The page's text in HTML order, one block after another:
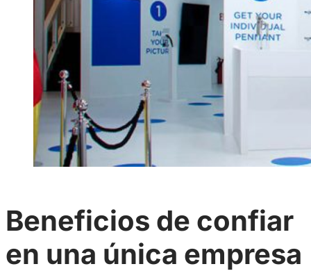
Beneficios de confiar
en una única empresa